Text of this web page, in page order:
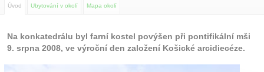
Autobusové zájezdy
Před cestou
Úvod Ubytování v okolí Mapa okolí
Na konkatedrálu byl farní kostel povýšen při pontifikální mši
9. srpna 2008, ve výroční den založení Košické arcidiecéze.